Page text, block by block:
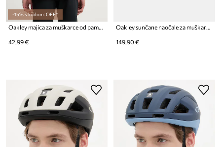
-15% s kodom: OFF*
42,99 € 149,90 €